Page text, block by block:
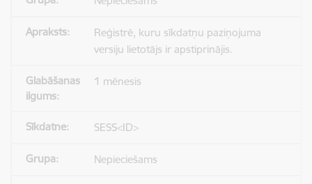
Reģistrē, kuru sīkdatņu paziņojuma
versiju lietotājs ir apstiprinājis.
1 mēnesis
SESS<ID>
Nepieciešams